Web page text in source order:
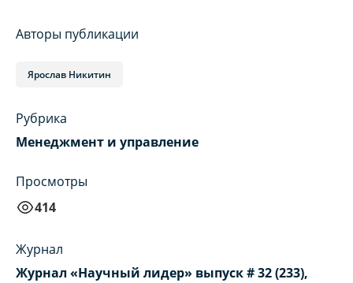
Авторы публикации
Ярослав Никитин
Рубрика
Менеджмент и управление
Просмотры
414
Журнал
Журнал «Научный лидер» выпуск # 32 (233),